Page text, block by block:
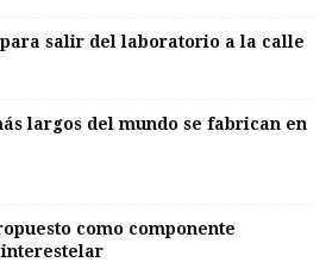
salir del laboratorio a la calle
largos del mundo se fabrican en
como componente